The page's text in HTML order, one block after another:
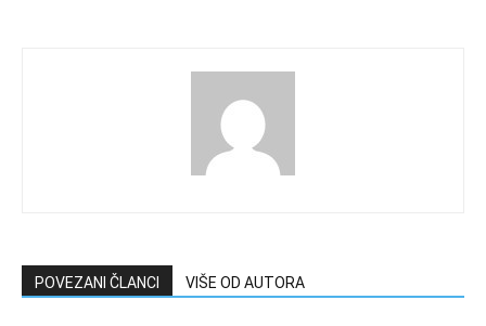
POVEZANI ČLANCI VIŠE OD AUTORA